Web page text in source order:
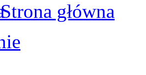
Strona główna